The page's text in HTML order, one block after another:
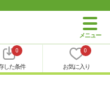
0
した条件
0
お気に入り